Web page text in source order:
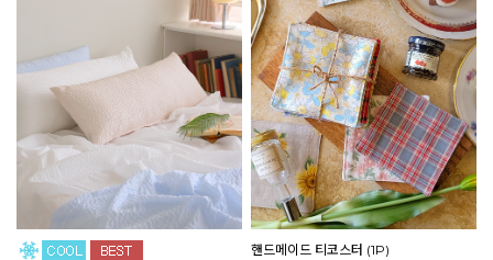
핸드메이드 티코스터 (1P)